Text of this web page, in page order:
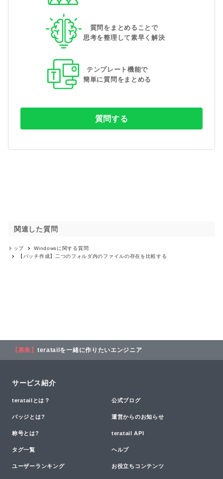
質問をまとめることで
思考を整理して素早く解決
テンプレート機能で
簡単に質問をまとめる
質問する
関連した質問
トップ Windowsに関する質問
【バッチ作成】二つのフォルダ内のファイルの存在を比較する
【募集】 teratailを一緒に作りたいエンジニア
サービス紹介
teratailとは？ 公式ブログ
バッジとは? 運営からのお知らせ
称号とは? teratail API
タグ一覧 ヘルプ
ユーザーランキング お役立ちコンテンツ